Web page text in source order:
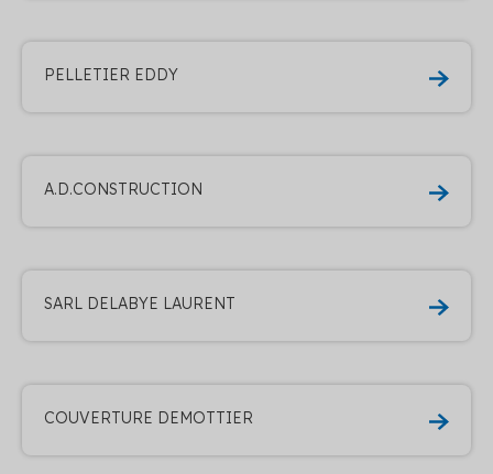
PELLETIER EDDY
A.D.CONSTRUCTION
SARL DELABYE LAURENT
COUVERTURE DEMOTTIER